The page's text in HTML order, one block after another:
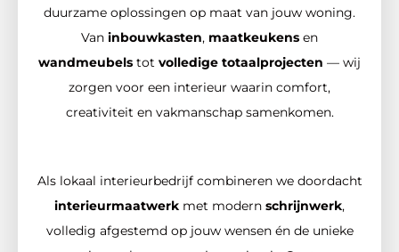
duurzame oplossingen op maat van jouw woning.
Van inbouwkasten, maatkeukens en
wandmeubels tot volledige totaalprojecten — wij
zorgen voor een interieur waarin comfort,
creativiteit en vakmanschap samenkomen.
Als lokaal interieurbedrijf combineren we doordacht
interieurmaatwerk met modern schrijnwerk,
volledig afgestemd op jouw wensen én de unieke